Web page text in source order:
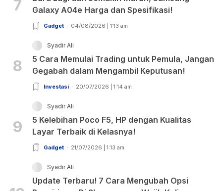
7
Galaxy A04e Harga dan Spesifikasi!
Gadget 04/08/2026 | 1:13 am
8
Syadir Ali
5 Cara Memulai Trading untuk Pemula, Jangan
Gegabah dalam Mengambil Keputusan!
Investasi 20/07/2026 | 1:14 am
9
Syadir Ali
5 Kelebihan Poco F5, HP dengan Kualitas
Layar Terbaik di Kelasnya!
Gadget 21/07/2026 | 1:13 am
Syadir Ali
Update Terbaru! 7 Cara Mengubah Opsi